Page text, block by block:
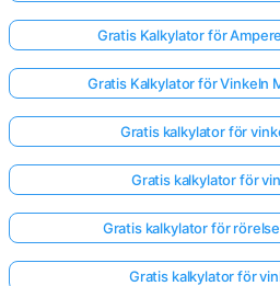
Gratis Kalkylator för
Gratis Kalkylator för Vinkeln
Gratis kalkylator för
Gratis kalkylator för
Gratis kalkylator för
Gratis kalkylator för